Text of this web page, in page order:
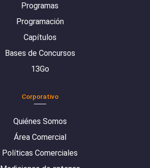
Programas
Programación
Capítulos
Bases de Concursos
13Go
Corporativo
Quiénes Somos
Área Comercial
Políticas Comerciales